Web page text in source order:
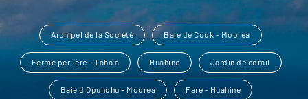
Archipel de la Société Baie de Cook - Moorea
Ferme perlière - Taha'a Huahine Jardin de corail
Baie d'Opunohu - Moorea Faré - Huahine